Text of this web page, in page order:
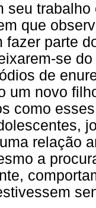
seu
que
fazer parte
se
de
um novo
como
relação
a